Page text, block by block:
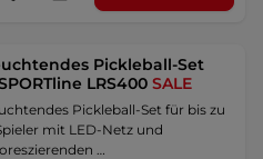
Pickleball-Set
LRS400SALE
Pickleball-Set für bis zu
mit LED-Netz und
…